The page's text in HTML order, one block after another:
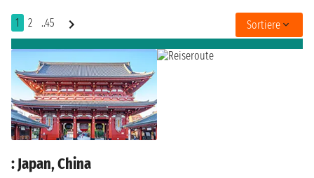
1 2 ..45 Sortiere
: Japan, China